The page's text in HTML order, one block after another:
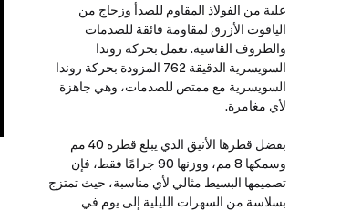
علبة من الفولاذ المقاوم للصدأ وزجاج من
الياقوت الأزرق لمقاومة فائقة للصدمات
والظروف القاسية. تعمل بحركة روندا
السويسرية الدقيقة 762 المزودة بحركة روندا
السويسرية مع ممتص للصدمات، وهي جاهزة
لأي مغامرة.
بفضل قطرها الأنيق الذي يبلغ قطره 40 مم
وسمكها 8 مم، ووزنها 90 جرامًا فقط، فإن
تصميمها البسيط مثالي لأي مناسبة، حيث تمتزج
بسلاسة من السهرات الليلية إلى يوم في